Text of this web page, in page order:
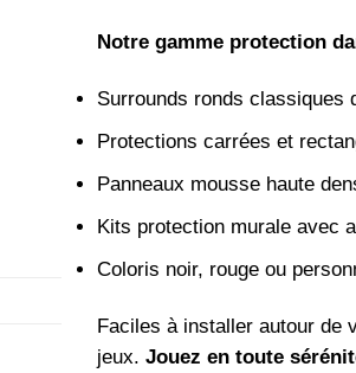
Notre gamme protection
Surrounds ronds classiques
Protections carrées et
Panneaux mousse haute
Kits protection murale avec
Coloris noir, rouge ou
Faciles à installer autour de
jeux. Jouez en toute